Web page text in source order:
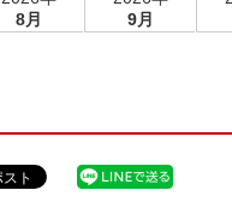
8月
9月